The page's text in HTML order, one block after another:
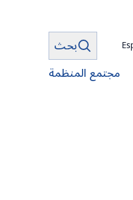
بحث
مجتمع المنظمة